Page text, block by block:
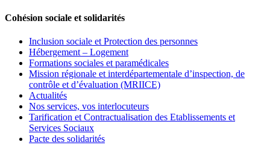
Cohésion sociale et solidarités
Inclusion sociale et Protection des personnes
Hébergement – Logement
Formations sociales et paramédicales
Mission régionale et interdépartementale d’inspection, de
contrôle et d’évaluation (MRIICE)
Actualités
Nos services, vos interlocuteurs
Tarification et Contractualisation des Etablissements et
Services Sociaux
Pacte des solidarités